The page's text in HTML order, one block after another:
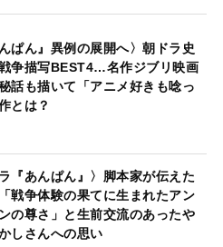
んぱん』異例の展開へ〉朝ドラ史
争描写BEST4…名作ジブリ映画
話も描いて「アニメ好きも唸っ
とは？
ラ『あんぱん』〉脚本家が伝えた
戦争体験の果てに生まれたアン
の尊さ」と生前交流のあったや
しさんへの思い